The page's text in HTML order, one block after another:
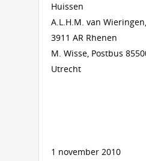
Huissen
A.L.H.M. van
3911 AR Rhenen
M. Wisse, Postbus
Utrecht
1 november 2010